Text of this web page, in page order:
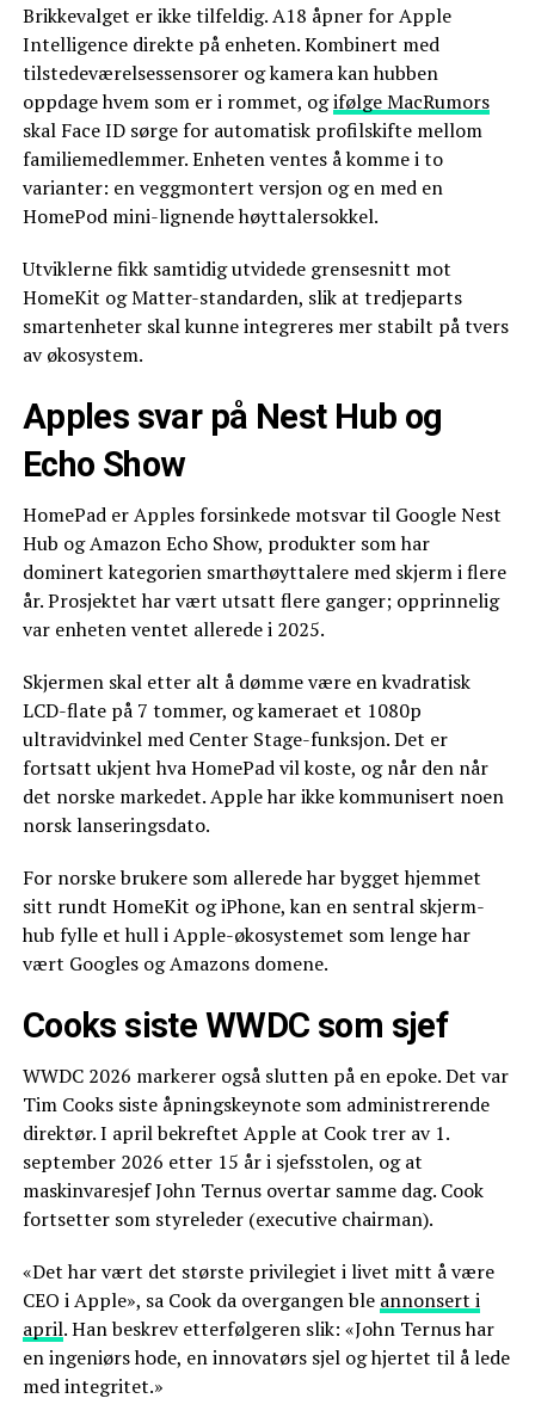
Brikkevalget er ikke tilfeldig. A18 åpner for Apple
Intelligence direkte på enheten. Kombinert med
tilstedeværelsessensorer og kamera kan hubben
oppdage hvem som er i rommet, ogifølge MacRumors
skal Face ID sørge for automatisk profilskifte mellom
familiemedlemmer. Enheten ventes å komme i to
varianter: en veggmontert versjon og en med en
HomePod mini-lignende høyttalersokkel.
Utviklerne fikk samtidig utvidede grensesnitt mot
HomeKit og Matter-standarden, slik at tredjeparts
smartenheter skal kunne integreres mer stabilt på tvers
av økosystem.
Apples svar på Nest Hub og
Echo Show
HomePad er Apples forsinkede motsvar til Google Nest
Hub og Amazon Echo Show, produkter som har
dominert kategorien smarthøyttalere med skjerm i flere
år. Prosjektet har vært utsatt flere ganger; opprinnelig
var enheten ventet allerede i 2025.
Skjermen skal etter alt å dømme være en kvadratisk
LCD-flate på 7 tommer, og kameraet et 1080p
ultravidvinkel med Center Stage-funksjon. Det er
fortsatt ukjent hva HomePad vil koste, og når den når
det norske markedet. Apple har ikke kommunisert noen
norsk lanseringsdato.
For norske brukere som allerede har bygget hjemmet
sitt rundt HomeKit og iPhone, kan en sentral skjerm-
hub fylle et hull i Apple-økosystemet som lenge har
vært Googles og Amazons domene.
Cooks siste WWDC som sjef
WWDC 2026 markerer også slutten på en epoke. Det var
Tim Cooks siste åpningskeynote som administrerende
direktør. I april bekreftet Apple at Cook trer av 1.
september 2026 etter 15 år i sjefsstolen, og at
maskinvaresjef John Ternus overtar samme dag. Cook
fortsetter som styreleder (executive chairman).
«Det har vært det største privilegiet i livet mitt å være
CEO i Apple», sa Cook da overgangen ble annonsert i
april. Han beskrev etterfølgeren slik: «John Ternus har
en ingeniørs hode, en innovatørs sjel og hjertet til å lede
med integritet.»